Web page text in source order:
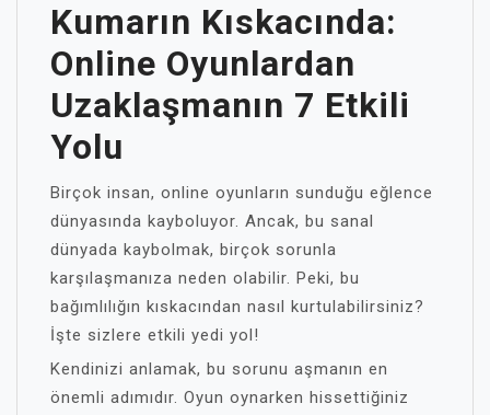
Kumarın Kıskacında:
Online Oyunlardan
Uzaklaşmanın 7 Etkili
Yolu
Birçok insan, online oyunların sunduğu eğlence
dünyasında kayboluyor. Ancak, bu sanal
dünyada kaybolmak, birçok sorunla
karşılaşmanıza neden olabilir. Peki, bu
bağımlılığın kıskacından nasıl kurtulabilirsiniz?
İşte sizlere etkili yedi yol!
Kendinizi anlamak, bu sorunu aşmanın en
önemli adımıdır. Oyun oynarken hissettiğiniz